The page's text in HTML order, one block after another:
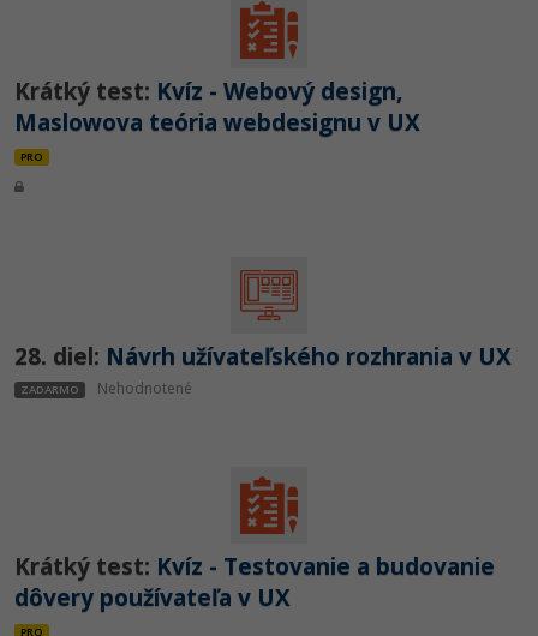
Krátký test: Kvíz - Webový design,
Maslowova teória webdesignu v UX
PRO
28. diel: Návrh užívateľského rozhrania v UX
ZADARMO Nehodnotené
Krátký test: Kvíz - Testovanie a budovanie
dôvery používateľa v UX
PRO